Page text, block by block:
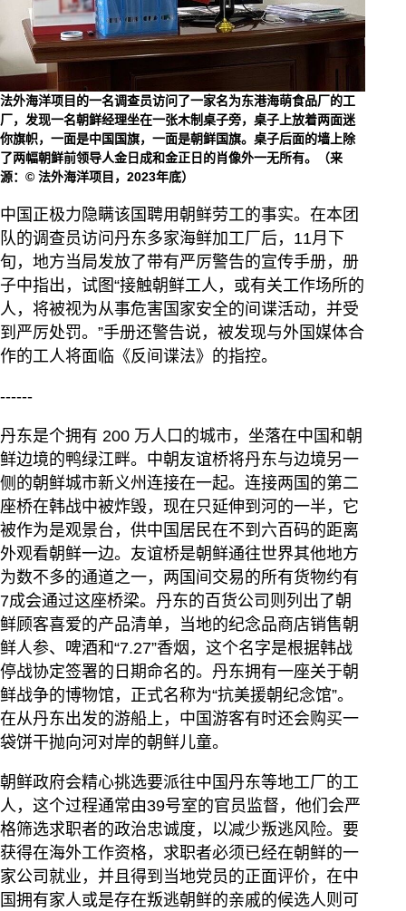
法外海洋项目的一名调查员访问了一家名为东港海萌食品厂的工
厂，发现一名朝鲜经理坐在一张木制桌子旁，桌子上放着两面迷
你旗帜，一面是中国国旗，一面是朝鲜国旗。桌子后面的墙上除
了两幅朝鲜前领导人金日成和金正日的肖像外一无所有。（来
源：© 法外海洋项目，2023年底）
中国正极力隐瞒该国聘用朝鲜劳工的事实。在本团
队的调查员访问丹东多家海鲜加工厂后，11月下
旬，地方当局发放了带有严厉警告的宣传手册，册
子中指出，试图“接触朝鲜工人，或有关工作场所的
人，将被视为从事危害国家安全的间谍活动，并受
到严厉处罚。”手册还警告说，被发现与外国媒体合
作的工人将面临《反间谍法》的指控。
------
丹东是个拥有 200 万人口的城市，坐落在中国和朝
鲜边境的鸭绿江畔。中朝友谊桥将丹东与边境另一
侧的朝鲜城市新义州连接在一起。连接两国的第二
座桥在韩战中被炸毁，现在只延伸到河的一半，它
被作为是观景台，供中国居民在不到六百码的距离
外观看朝鲜一边。友谊桥是朝鲜通往世界其他地方
为数不多的通道之一，两国间交易的所有货物约有
7成会通过这座桥梁。丹东的百货公司则列出了朝
鲜顾客喜爱的产品清单，当地的纪念品商店销售朝
鲜人参、啤酒和“7.27”香烟，这个名字是根据韩战
停战协定签署的日期命名的。丹东拥有一座关于朝
鲜战争的博物馆，正式名称为“抗美援朝纪念馆”。
在从丹东出发的游船上，中国游客有时还会购买一
袋饼干抛向河对岸的朝鲜儿童。
朝鲜政府会精心挑选要派往中国丹东等地工厂的工
人，这个过程通常由39号室的官员监督，他们会严
格筛选求职者的政治忠诚度，以减少叛逃风险。要
获得在海外工作资格，求职者必须已经在朝鲜的一
家公司就业，并且得到当地党员的正面评价，在中
国拥有家人或是存在叛逃朝鲜的亲戚的候选人则可